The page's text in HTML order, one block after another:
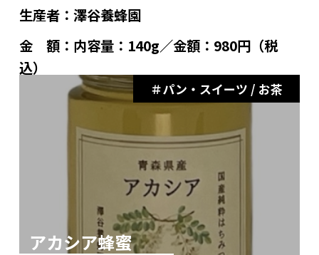
生産者： 澤谷養蜂園
金 額： 内容量：140g／金額：980円（税
込）
パン・スイーツ / お茶
アカシア蜂蜜